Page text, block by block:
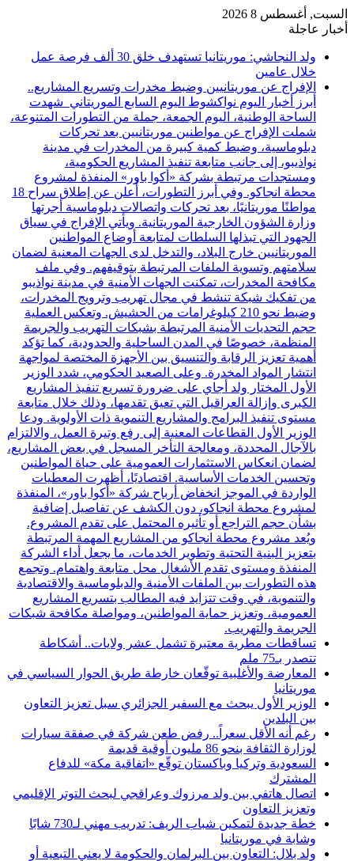
السبت, أغسطس 8 2026
أخبار عاجلة
ولد النجاشي: موريتانيا تستهدف خلق 30 ألف فرصة عمل
خلال عامين
الإفراج عن موريتانيين وضبط مخدرات وتسريع المشاريع..
أبرز أخبار اليوم نواكشوط اليوم السابع الموريتاني شهدت
الساحة الوطنية، اليوم الجمعة، جملة من التطورات المتنوعة،
شملت الإفراج عن مواطنين موريتانيين بعد تحركات
دبلوماسية، وضبط كمية كبيرة من المخدرات في مدينة
نواذيبو، إلى جانب متابعة تنفيذ المشاريع الحكومية،
ومستجدات مرتبطة بشركة «أكوا باور» المنفذة لمشروع
محطة انجاكو. وفي أبرز التطورات، أُعلن عن إطلاق سراح 18
مواطنًا موريتانيًا، بعد تحركات واتصالات دبلوماسية أجرتها
وزارة الشؤون الخارجية الموريتانية. ويأتي الإفراج في سياق
الجهود التي تبذلها السلطات لمتابعة أوضاع المواطنين
الموريتانيين خارج البلاد، والتدخل لدى الجهات المعنية لضمان
سلامتهم وتسوية الملفات المرتبطة بتوقيفهم. وفي ملف
مكافحة المخدرات، تمكنت الجهات الأمنية في مدينة نواذيبو
من تفكيك شبكة تنشط في مجال تهريب وترويج المخدرات،
وضبط نحو 210 كيلوغرامات من الحشيش. وتعكس العملية
حجم التحديات الأمنية المرتبطة بشبكات التهريب والجريمة
المنظمة، خصوصًا في المدن الساحلية والحدودية، كما تؤكد
أهمية تعزيز الرقابة والتنسيق بين الأجهزة المختصة لمواجهة
انتشار المواد المخدرة. وعلى الصعيد الحكومي، شدد الوزير
الأول المختار ولد أجاي على ضرورة تسريع تنفيذ المشاريع
الكبرى وإزالة العراقيل التي تعيق تقدمها، وذلك خلال متابعة
مستوى تنفيذ البرامج والمشاريع التنموية ذات الأولوية. ودعا
الوزير الأول القطاعات المعنية إلى رفع وتيرة العمل، والالتزام
بالآجال المحددة، ومعالجة التأخر المسجل في بعض المشاريع،
لضمان انعكاس الاستثمارات العمومية على حياة المواطنين
وتحسين الخدمات الأساسية. اقتصاديًا، أظهرت المعطيات
الواردة في الموجز انخفاض أرباح شركة «أكوا باور»، المنفذة
لمشروع محطة انجاكو، دون الكشف عن تفاصيل إضافية
بشأن حجم التراجع أو تأثيره المحتمل على تقدم المشروع.
ويُعد مشروع محطة انجاكو من المشاريع المهمة المرتبطة
بتعزيز البنية التحتية وتطوير الخدمات، ما يجعل أداء الشركة
المنفذة ومستوى تقدم الأشغال محل متابعة واهتمام. وتجمع
هذه التطورات بين الملفات الأمنية والدبلوماسية والاقتصادية
والتنموية، في وقت تتزايد فيه المطالب بتسريع المشاريع
العمومية، وتعزيز حماية المواطنين، ومواصلة مكافحة شبكات
الجريمة والتهريب.
تساقطات مطرية معتبرة تشمل عشر ولايات.. أشكاطة
تتصدر بـ75 ملم
المعارضة والأغلبية توقّعان خارطة طريق الحوار السياسي في
موريتانيا
الوزير الأول يبحث مع السفير الجزائري سبل تعزيز التعاون
بين البلدين
رغم أنه الأقل سعراً.. رفض طعن شركة في صفقة سيارات
لوزارة الثقافة بنحو 86 مليون أوقية قديمة
السعودية وتركيا وباكستان توقّع «اتفاقية مكة» للدفاع
المشترك
اتصال هاتفي بين ولد مرزوك وعراقجي لبحث التوتر الإقليمي
وتعزيز التعاون
خطة جديدة لتمكين شباب الريف: تدريب مهني لـ730 شابًا
وشابة في موريتانيا
ولد بلال: التعاون بين البرلمان والحكومة لا يعني التبعية أو